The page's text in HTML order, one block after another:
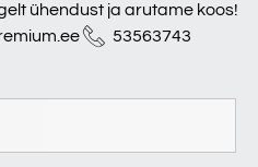
ühendust ja arutame koos!
53563743